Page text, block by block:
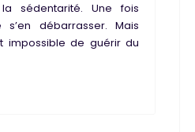
sédentarité. Une fois
débarrasser. Mais
impossible de guérir du